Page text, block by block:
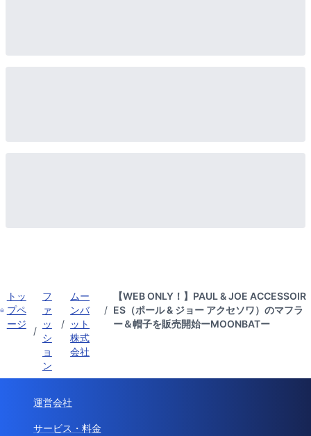
トッ
プペ
ージ
/
フ
ァ
ッ
シ
ョ
ン
/
ムー
ンバ
ット
株式
会社
/
【WEB ONLY！】PAUL & JOE ACCESSOIR
ES（ポール & ジョー アクセソワ）のマフラ
ー＆帽子を販売開始ーMOONBATー
運営会社
サービス・料金